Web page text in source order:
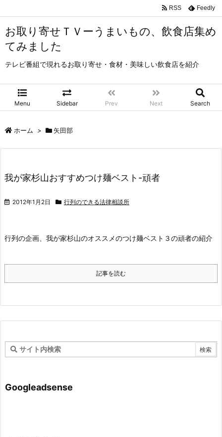
お取り寄せＴＶーうまいもの、飲食店集め
てみました
テレビ番組で現れるお取り寄せ・食材・美味しい飲食店を紹介
Menu Sidebar Prev Next Search
RSS Feedly
ホーム > 矢田部
我が家杉山おすすめつけ麺ベスト-頑者
2012年1月2日 行列のできる法律相談所
行列の企画、我が家杉山のオススメのつけ麺ベスト３の頑者の紹介
記事を読む
Googleadsense